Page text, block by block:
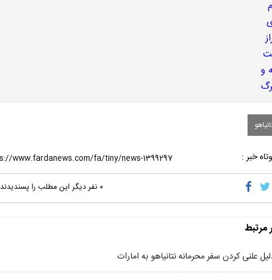
خبر :
۰ نفر دیگر این مطلب را پسندیدند
مرتبط
علنی کردن سفر محرمانه نتانیاهو به امارات